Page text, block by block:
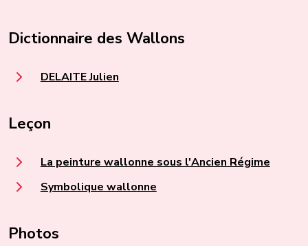
Dictionnaire des Wallons
DELAITE Julien
Leçon
La peinture wallonne sous l'Ancien Régime
Symbolique wallonne
Photos